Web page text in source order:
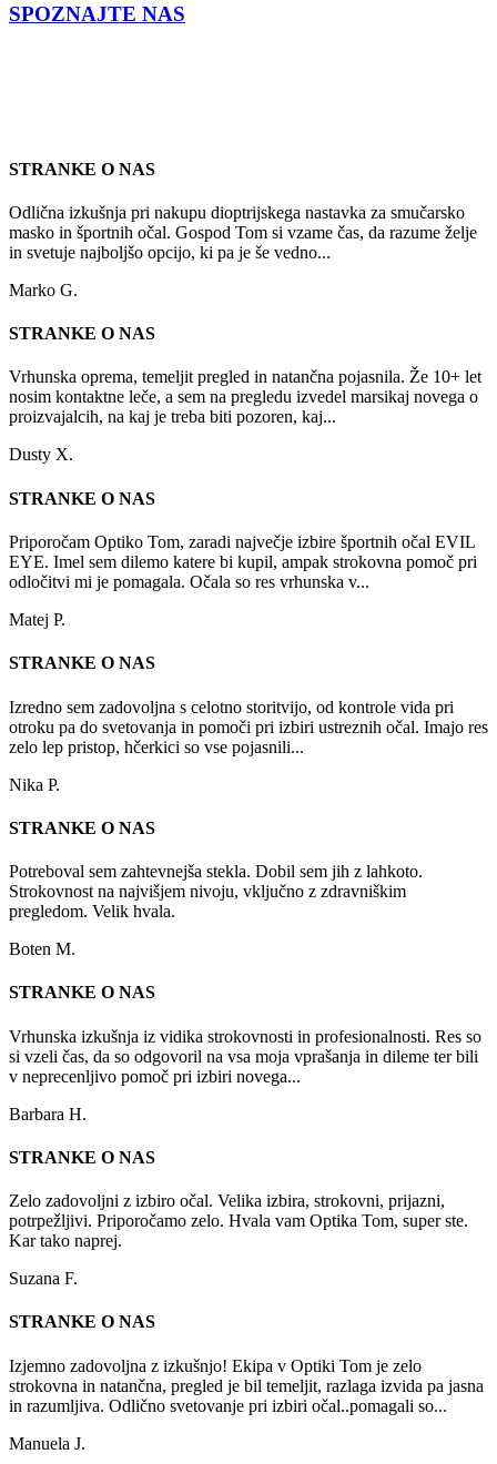
SPOZNAJTE NAS
STRANKE O NAS
Odlična izkušnja pri nakupu dioptrijskega nastavka za smučarsko
masko in športnih očal. Gospod Tom si vzame čas, da razume želje
in svetuje najboljšo opcijo, ki pa je še vedno...
Marko G.
STRANKE O NAS
Vrhunska oprema, temeljit pregled in natančna pojasnila. Že 10+ let
nosim kontaktne leče, a sem na pregledu izvedel marsikaj novega o
proizvajalcih, na kaj je treba biti pozoren, kaj...
Dusty X.
STRANKE O NAS
Priporočam Optiko Tom, zaradi največje izbire športnih očal EVIL
EYE. Imel sem dilemo katere bi kupil, ampak strokovna pomoč pri
odločitvi mi je pomagala. Očala so res vrhunska v...
Matej P.
STRANKE O NAS
Izredno sem zadovoljna s celotno storitvijo, od kontrole vida pri
otroku pa do svetovanja in pomoči pri izbiri ustreznih očal. Imajo res
zelo lep pristop, hčerkici so vse pojasnili...
Nika P.
STRANKE O NAS
Potreboval sem zahtevnejša stekla. Dobil sem jih z lahkoto.
Strokovnost na najvišjem nivoju, vključno z zdravniškim
pregledom. Velik hvala.
Boten M.
STRANKE O NAS
Vrhunska izkušnja iz vidika strokovnosti in profesionalnosti. Res so
si vzeli čas, da so odgovoril na vsa moja vprašanja in dileme ter bili
v neprecenljivo pomoč pri izbiri novega...
Barbara H.
STRANKE O NAS
Zelo zadovoljni z izbiro očal. Velika izbira, strokovni, prijazni,
potrpežljivi. Priporočamo zelo. Hvala vam Optika Tom, super ste.
Kar tako naprej.
Suzana F.
STRANKE O NAS
Izjemno zadovoljna z izkušnjo! Ekipa v Optiki Tom je zelo
strokovna in natančna, pregled je bil temeljit, razlaga izvida pa jasna
in razumljiva. Odlično svetovanje pri izbiri očal..pomagali so...
Manuela J.